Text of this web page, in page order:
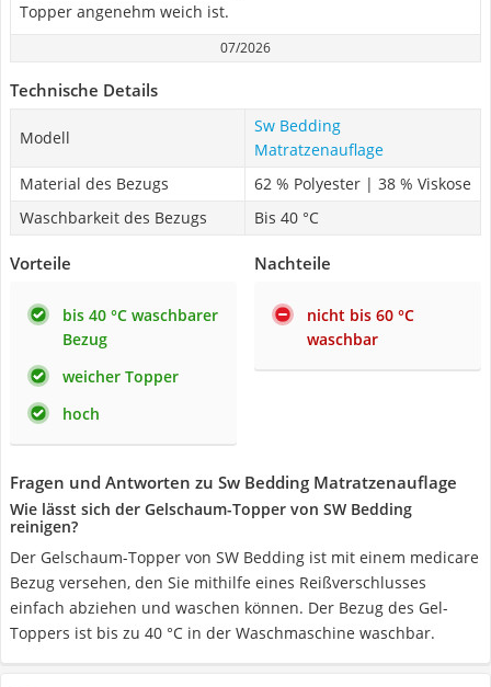
Topper angenehm weich ist.
07/2026
Technische Details
Modell
Sw Bedding
Matratzenauflage
Material des Bezugs
62 % Polyester | 38 % Viskose
Waschbarkeit des Bezugs
Bis 40 °C
Vorteile
bis 40 °C waschbarer
Bezug
weicher Topper
hoch
Nachteile
nicht bis 60 °C
waschbar
Fragen und Antworten zu Sw Bedding Matratzenauflage
Wie lässt sich der Gelschaum-Topper von SW Bedding
reinigen?
Der Gelschaum-Topper von SW Bedding ist mit einem medicare
Bezug versehen, den Sie mithilfe eines Reißverschlusses
einfach abziehen und waschen können. Der Bezug des Gel-
Toppers ist bis zu 40 °C in der Waschmaschine waschbar.